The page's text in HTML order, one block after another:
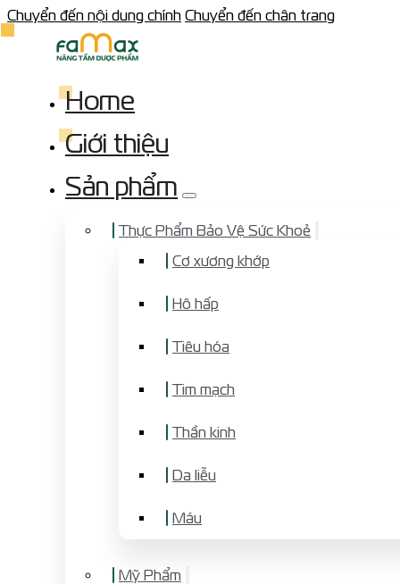
Chuyển đến nội dung chính Chuyển đến chân trang
Home
Giới thiệu
Sản phẩm
Thực Phẩm Bảo Vệ Sức Khoẻ
Cơ xương khớp
Hô hấp
Tiêu hóa
Tim mạch
Thần kinh
Da liễu
Máu
Mỹ Phẩm